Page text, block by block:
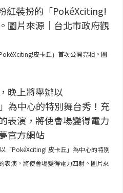
皮卡丘」首次公開亮相。圖
「PokéXciting! 皮卡丘」為中心的特別
表演，將使會場變得電力四射。圖片來